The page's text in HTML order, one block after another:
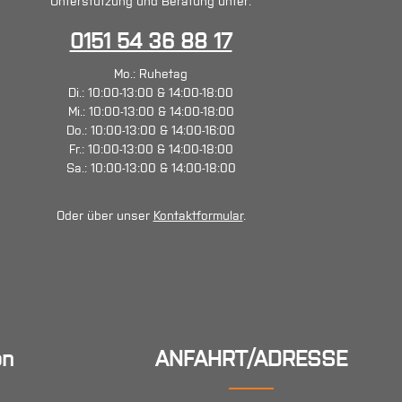
0151 54 36 88 17
Mo.: Ruhetag
Di.: 10:00-13:00 & 14:00-18:00
Mi.: 10:00-13:00 & 14:00-18:00
Do.: 10:00-13:00 & 14:00-16:00
Fr.: 10:00-13:00 & 14:00-18:00
Sa.: 10:00-13:00 & 14:00-18:00
Oder über unser Kontaktformular.
ANFAHRT/ADRESSE